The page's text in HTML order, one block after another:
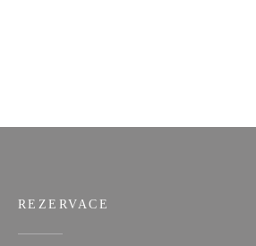
REZERVACE